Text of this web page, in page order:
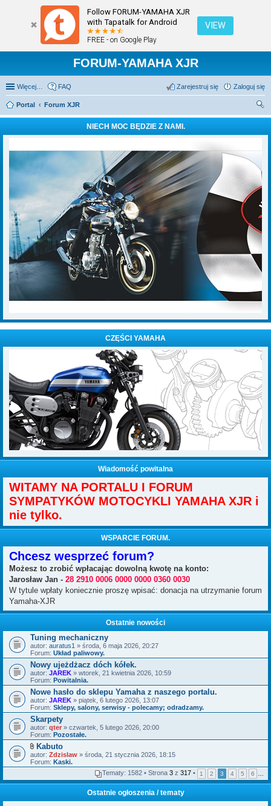
Follow FORUM-YAMAHA XJR
with Tapatalk for Android
FREE - on Google Play
VIEW
FORUM-YAMAHA XJR
Więcej… FAQ Zaloguj się
Zarejestruj się
Portal
Forum XJR
zu
kaj
NIECH MOC BĘDZIE Z NAMI.
CZĘŚCI YAMAHA
Wiadomość powitalna
WITAMY NA PORTALU I FORUM
SYMPATYKÓW MOTOCYKLI YAMAHA XJR i
nie tylko.
WSPARCIE FORUM.
Chcesz wesprzeć forum?
Możesz to zrobić wpłacając dowolną kwotę na konto:
Jarosław Jan - 28 2910 0006 0000 0000 0360 0030
W tytule wpłaty koniecznie proszę wpisać: donacja na utrzymanie forum
Yamaha-XJR
Ostatnie nowości
Tuning mechaniczny
autor: auratus1 » środa, 6 maja 2026, 20:27
Forum: Układ paliwowy.
Nowy ujeżdżacz dóch kółek.
autor: JAREK » wtorek, 21 kwietnia 2026, 10:59
Forum: Powitalnia.
Nowe hasło do sklepu Yamaha z naszego portalu.
autor: JAREK » piątek, 6 lutego 2026, 13:07
Forum: Sklepy, salony, serwisy - polecamy; odradzamy.
Skarpety
autor: qter » czwartek, 5 lutego 2026, 20:00
Forum: Pozostałe.
Z
a
ł
c
Kabuto
autor: Zdzislaw » środa, 21 stycznia 2026, 18:15
Forum: Kaski.
Tematy: 1582 • Strona 3 z 317 • 1 2 3 4 5 6 …
Ostatnie ogłoszenia / tematy